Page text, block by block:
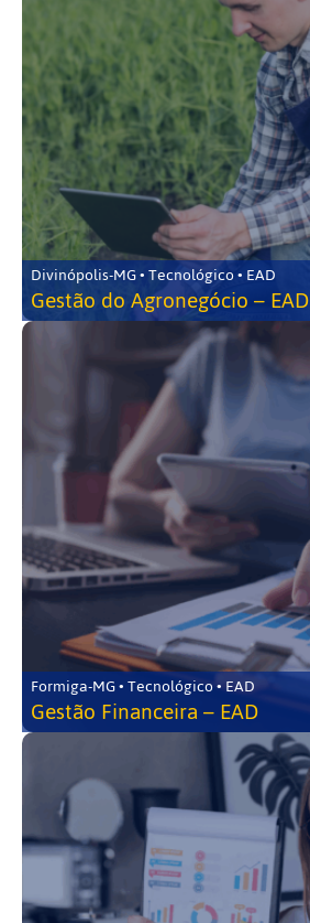
Divinópolis-MG • Tecnológico • EAD
Gestão do Agronegócio – EAD
Formiga-MG • Tecnológico • EAD
Gestão Financeira – EAD